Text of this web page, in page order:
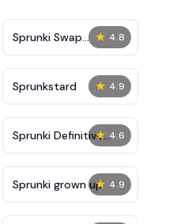
★ 4.8
Sprunki Swap
Showcase
★ 4.9
Sprunkstard
★ 4.6
Sprunki Definitive
Phase 7
★ 4.9
Sprunki grown up